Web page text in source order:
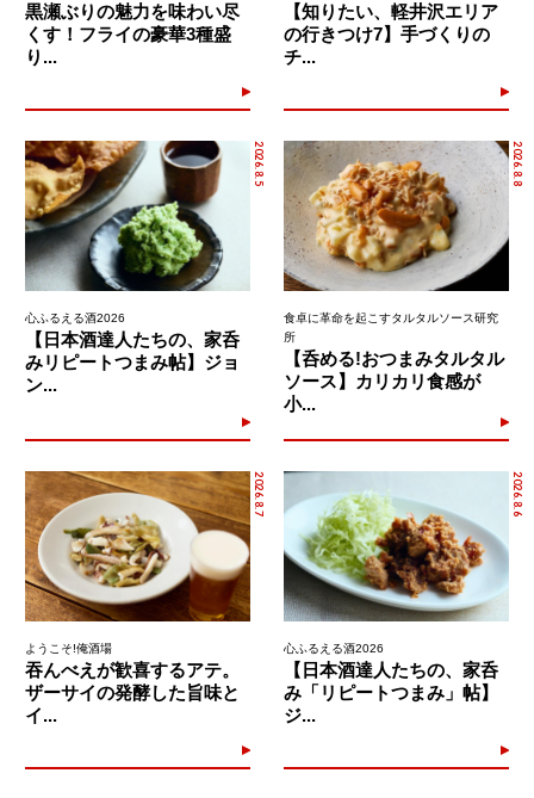
黒瀬ぶりの魅力を味わい尽
くす！フライの豪華3種盛
り...
【知りたい、軽井沢エリア
の行きつけ7】手づくりの
チ...
2026.8.5
心ふるえる酒2026
【日本酒達人たちの、家呑
みリピートつまみ帖】ジョ
ン...
2026.8.8
食卓に革命を起こすタルタルソース研究
所
【呑める!おつまみタルタル
ソース】カリカリ食感が
小...
2026.8.7
ようこそ!俺酒場
吞んべえが歓喜するアテ。
ザーサイの発酵した旨味と
イ...
2026.8.6
心ふるえる酒2026
【日本酒達人たちの、家呑
み「リピートつまみ」帖】
ジ...